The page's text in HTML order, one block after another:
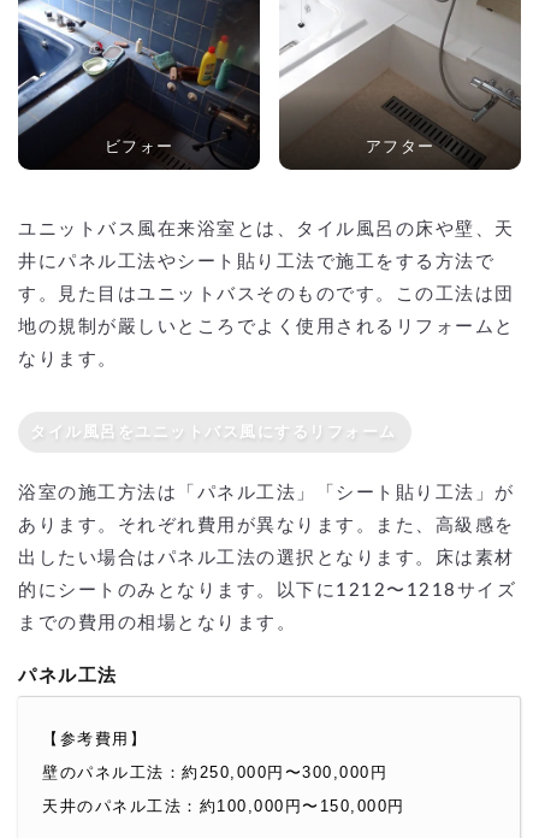
ビフォー アフター
ユニットバス風在来浴室とは、タイル風呂の床や壁、天
井にパネル工法やシート貼り工法で施工をする方法で
す。見た目はユニットバスそのものです。この工法は団
地の規制が嚴しいところでよく使用されるリフォームと
なります。
タイル風呂をユニットバス風にするリフォーム
浴室の施工方法は「パネル工法」「シート貼り工法」が
あります。それぞれ費用が異なります。また、高級感を
出したい場合はパネル工法の選択となります。床は素材
的にシートのみとなります。以下に1212〜1218サイズ
までの費用の相場となります。
パネル工法
【参考費用】
壁のパネル工法：約250,000円〜300,000円
天井のパネル工法：約100,000円〜150,000円